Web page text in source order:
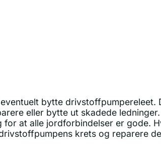
bytte drivstoffpumpereleet.
eller bytte ut skadede
at alle jordforbindelser er gode.
krets og reparere